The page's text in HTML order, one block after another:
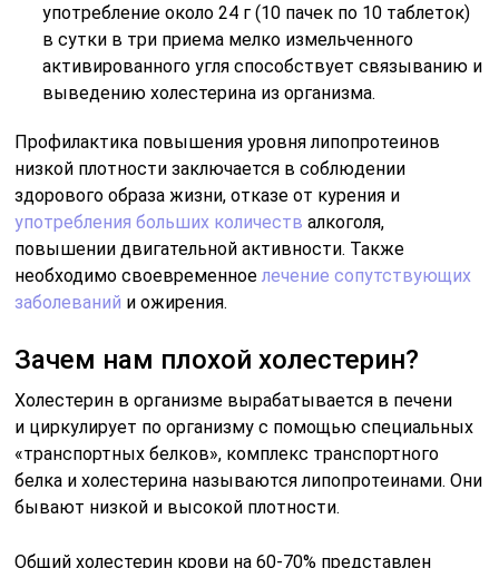
употребление около 24 г (10 пачек по 10 таблеток)
в сутки в три приема мелко измельченного
активированного угля способствует связыванию и
выведению холестерина из организма.
Профилактика повышения уровня липопротеинов
низкой плотности заключается в соблюдении
здорового образа жизни, отказе от курения и
употребления больших количеств алкоголя,
повышении двигательной активности. Также
необходимо своевременноелечение сопутствующих
заболеваний и ожирения.
Зачем нам плохой холестерин?
Холестерин в организме вырабатывается в печени
и циркулирует по организму с помощью специальных
«транспортных белков», комплекс транспортного
белка и холестерина называются липопротеинами. Они
бывают низкой и высокой плотности.
Общий холестерин крови на 60-70% представлен